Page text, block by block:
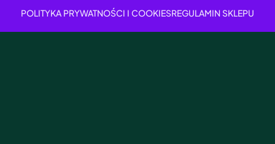
POLITYKA PRYWATNOŚCI I COOKIESREGULAMIN SKLEPU